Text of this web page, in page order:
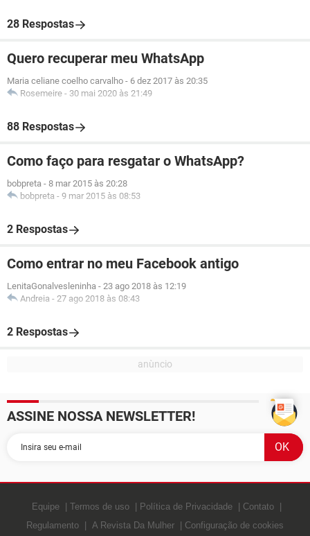
28 Respostas
Quero recuperar meu WhatsApp
Maria celiane coelho carvalho - 6 dez 2017 às 20:35
Rosemeire - 30 mai 2020 às 21:49
88 Respostas
Como faço para resgatar o WhatsApp?
bobpreta - 8 mar 2015 às 20:28
bobpreta - 9 mar 2015 às 08:53
2 Respostas
Como entrar no meu Facebook antigo
LenitaGonalvesleninha - 23 ago 2018 às 12:19
Andreia - 27 ago 2018 às 08:43
2 Respostas
ASSINE NOSSA NEWSLETTER!
Equipe Termos de uso Política de Privacidade
Contato
Regulamento
A Revista Da Mulher Configuração de cookies